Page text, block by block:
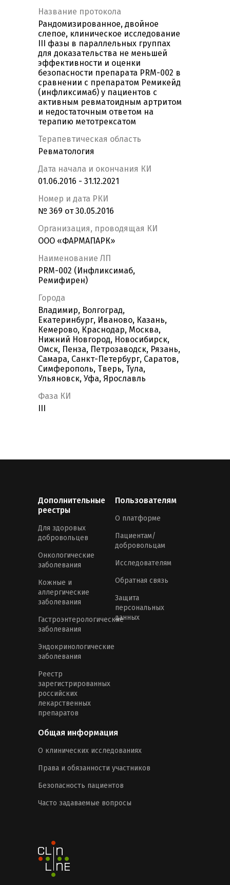
Название протокола
Рандомизированное, двойное
слепое, клиническое исследование
III фазы в параллельных группах
для доказательства не меньшей
эффективности и оценки
безопасности препарата PRM-002 в
сравнении с препаратом Ремикейд
(инфликсимаб) у пациентов с
активным ревматоидным артритом
и недостаточным ответом на
терапию метотрексатом
Терапевтическая область
Ревматология
Дата начала и окончания КИ
01.06.2016 - 31.12.2021
Номер и дата РКИ
№ 369 от 30.05.2016
Организация, проводящая КИ
ООО «ФАРМАПАРК»
Наименование ЛП
PRM-002 (Инфликсимаб,
Ремифирен)
Города
Владимир, Волгоград,
Екатеринбург, Иваново, Казань,
Кемерово, Краснодар, Москва,
Нижний Новгород, Новосибирск,
Омск, Пенза, Петрозаводск, Рязань,
Самара, Санкт-Петербург, Саратов,
Симферополь, Тверь, Тула,
Ульяновск, Уфа, Ярославль
Фаза КИ
Дополнительные
реестры
Для здоровых
добровольцев
Онкологические
заболевания
Кожные и
аллергические
заболевания
Гастроэнтерологические
заболевания
Эндокринологические
заболевания
Реестр
зарегистрированных
российских
лекарственных
препаратов
Пользователям
О платформе
Пациентам/
добровольцам
Исследователям
Обратная связь
Защита
персональных
данных
Общая информация
О клинических исследованиях
Права и обязанности участников
Безопасность пациентов
Часто задаваемые вопросы